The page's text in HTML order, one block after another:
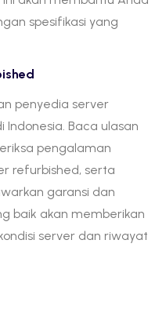
spesifikasi yang
penyedia server
Baca ulasan
pengalaman
refurbished, serta
garansi dan
baik akan memberikan
server dan riwayat